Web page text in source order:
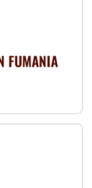
FUMANIA